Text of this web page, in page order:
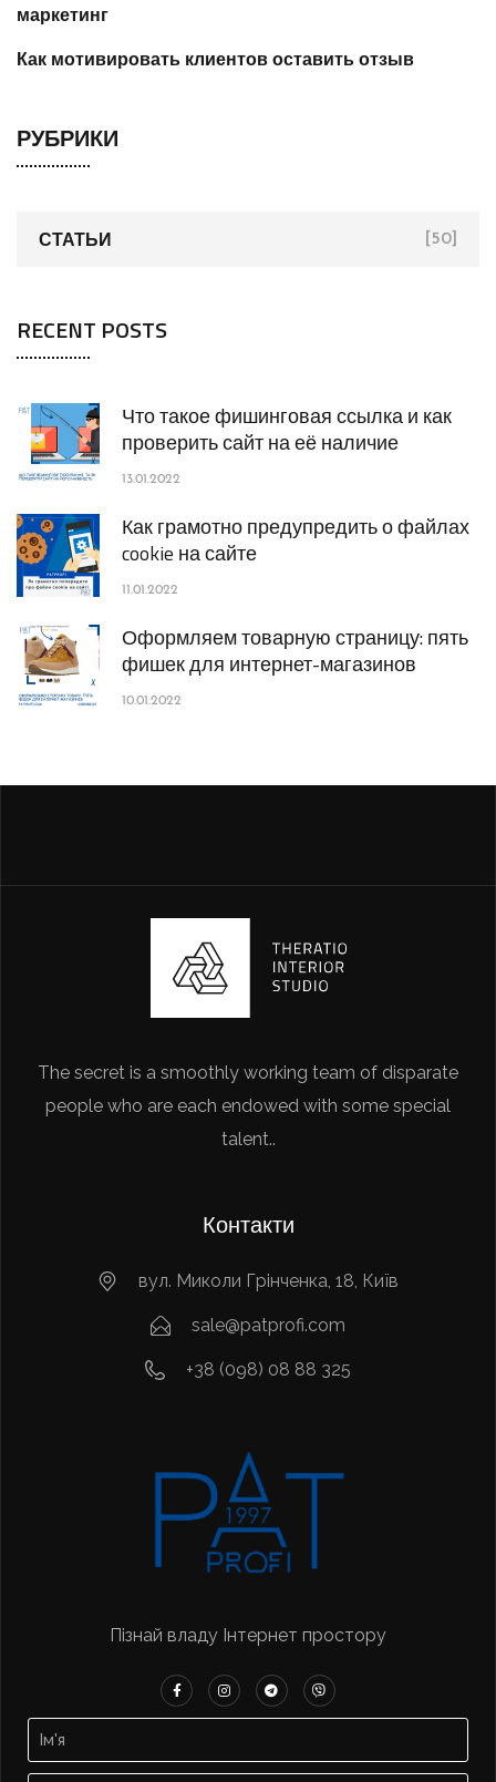
маркетинг
Как мотивировать клиентов оставить отзыв
РУБРИКИ
СТАТЬИ [50]
RECENT POSTS
Что такое фишинговая ссылка и как
проверить сайт на её наличие
13.01.2022
Как грамотно предупредить о файлах
cookie на сайте
11.01.2022
Оформляем товарную страницу: пять
фишек для интернет-магазинов
10.01.2022
The secret is a smoothly working team of disparate
people who are each endowed with some special
talent..
Контакти
вул. Миколи Грінченка, 18, Київ
sale@patprofi.com
+38 (098) 08 88 325
Пізнай владу Інтернет простору